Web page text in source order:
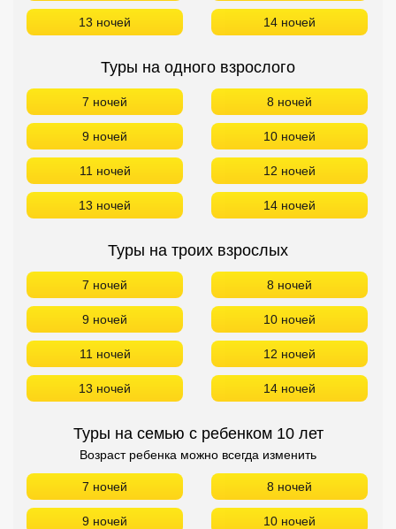
13 ночей 14 ночей
Туры на одного взрослого
7 ночей 8 ночей
9 ночей 10 ночей
11 ночей 12 ночей
13 ночей 14 ночей
Туры на троих взрослых
7 ночей 8 ночей
9 ночей 10 ночей
11 ночей 12 ночей
13 ночей 14 ночей
Туры на семью с ребенком 10 лет
Возраст ребенка можно всегда изменить
7 ночей 8 ночей
9 ночей 10 ночей